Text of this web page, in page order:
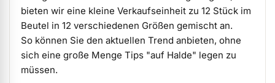
bieten wir eine kleine Verkaufseinheit zu 12 Stück im
Beutel in 12 verschiedenen Größen gemischt an.
So können Sie den aktuellen Trend anbieten, ohne
sich eine große Menge Tips "auf Halde" legen zu
müssen.